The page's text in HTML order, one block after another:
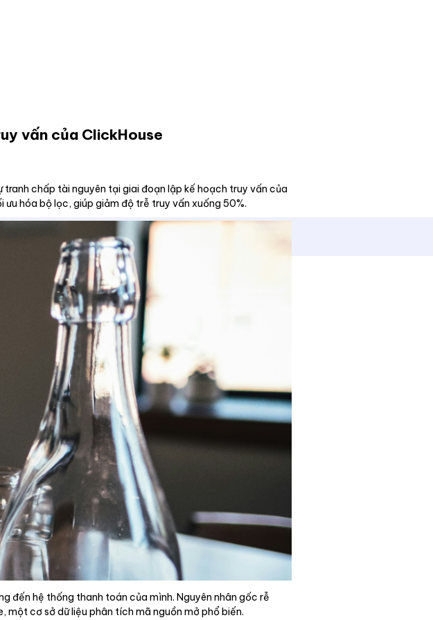
vấn của ClickHouse
chấp tài nguyên tại giai đoạn lập kế hoạch truy vấn của
hóa bộ lọc, giúp giảm độ trễ truy vấn xuống 50%.
đến hệ thống thanh toán của mình. Nguyên nhân gốc rễ
cơ sở dữ liệu phân tích mã nguồn mở phổ biến.